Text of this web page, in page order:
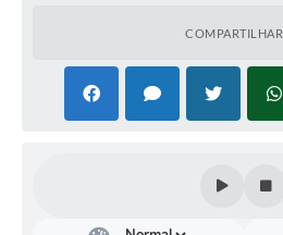
COMPARTILHAR